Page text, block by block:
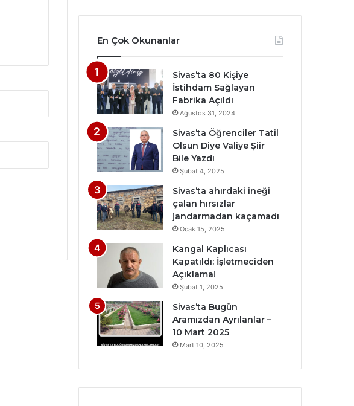
En Çok Okunanlar
Sivas’ta 80 Kişiye
İstihdam Sağlayan
Fabrika Açıldı
Ağustos 31, 2024
Sivas’ta Öğrenciler Tatil
Olsun Diye Valiye Şiir
Bile Yazdı
Şubat 4, 2025
Sivas’ta ahırdaki ineği
çalan hırsızlar
jandarmadan kaçamadı
Ocak 15, 2025
Kangal Kaplıcası
Kapatıldı: İşletmeciden
Açıklama!
Şubat 1, 2025
Sivas’ta Bugün
Aramızdan Ayrılanlar –
10 Mart 2025
Mart 10, 2025